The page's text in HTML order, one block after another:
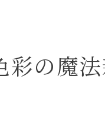
案するあなたにぴっ
すカラーリングのコ
の魔